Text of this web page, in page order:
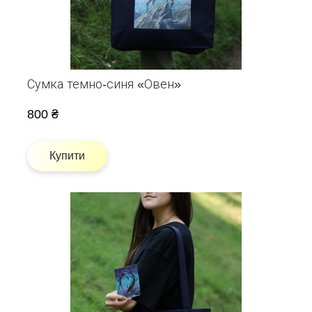
Сумка темно-синя «Овен»
800 ₴
Купити